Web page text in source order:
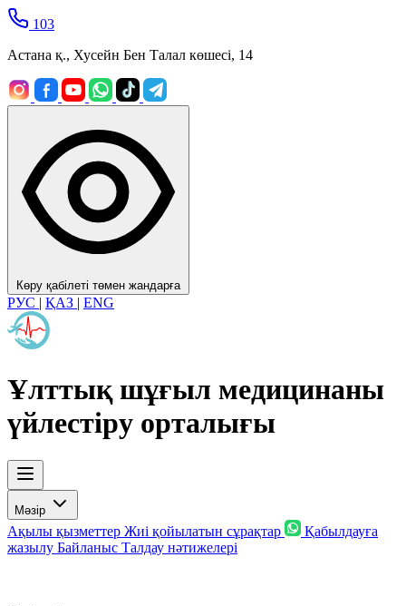
103
Астана қ., Хусейн Бен Талал көшесі, 14
Көру қабілеті төмен жандарға
РУС | ҚАЗ | ENG
Ұлттық шұғыл медицинаны
үйлестіру орталығы
Мәзір
Ақылы қызметтер Жиі қойылатын сұрақтар
Қабылдауға
жазылу Байланыс Талдау нәтижелері